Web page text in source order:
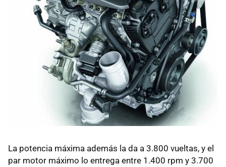
La potencia máxima además la da a 3.800 vueltas, y el
par motor máximo lo entrega entre 1.400 rpm y 3.700